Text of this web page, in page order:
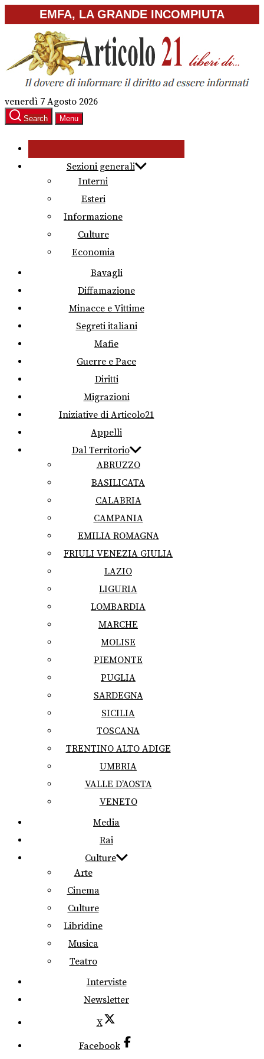
to
content
EMFA, LA GRANDE INCOMPIUTA
venerdì 7 Agosto 2026
Search Menu
Sezioni generali
Interni
Esteri
Informazione
Culture
Economia
Bavagli
Diffamazione
Minacce e Vittime
Segreti italiani
Mafie
Guerre e Pace
Diritti
Migrazioni
Iniziative di Articolo21
Appelli
Dal Territorio
ABRUZZO
BASILICATA
CALABRIA
CAMPANIA
EMILIA ROMAGNA
FRIULI VENEZIA GIULIA
LAZIO
LIGURIA
LOMBARDIA
MARCHE
MOLISE
PIEMONTE
PUGLIA
SARDEGNA
SICILIA
TOSCANA
TRENTINO ALTO ADIGE
UMBRIA
VALLE D’AOSTA
VENETO
Media
Rai
Culture
Arte
Cinema
Culture
Libridine
Musica
Teatro
Interviste
Newsletter
X
Facebook